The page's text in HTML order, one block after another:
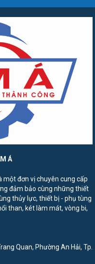
Á
một đơn vị chuyên cung cấp
đảm bảo cùng những thiết
thủy lực, thiết bị - phụ tùng
than, két làm mát, vòng bi,
Quan, Phường An Hải, Tp.